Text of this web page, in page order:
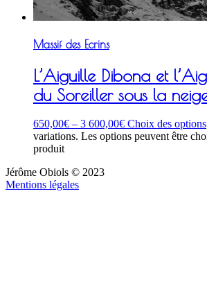
Massif des Ecrins
L’Aiguille Dibona et
du Soreiller sous la
650,00€ – 3 600,00€ Choix des options
variations. Les options peuvent être
produit
Jérôme Obiols © 2023
Mentions légales